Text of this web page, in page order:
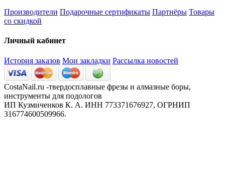
Производители Подарочные сертификаты Партнёры Товары
со скидкой
Личный кабинет
История заказов Мои закладки Рассылка новостей
CostaNail.ru -твердосплавные фрезы и алмазные боры,
инструменты для подологов
ИП Кузмиченков К. А. ИНН 773371676927, ОГРНИП
316774600509966.